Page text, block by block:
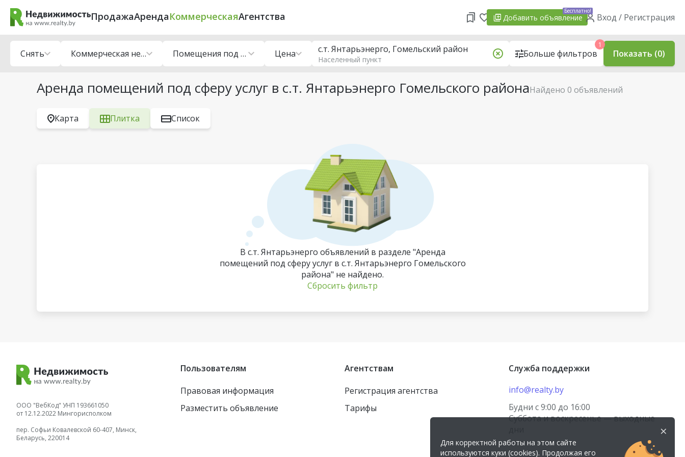
ПродажаАрендаКоммерческаяАгентства Добавить объявление
Бесплатно!
Вход / Регистрация
Аренда помещений под сферу услуг в с.т. Янтарьэнерго Гомельского районаНайдено 0 объявлений
Снять Коммерческая недвижимость Помещения под сферу услуг Цена с.т. Янтарьэнерго, Гомельский район
Населенный пункт Больше фильтров
1
Показать (0)
Карта Плитка Список
В с.т. Янтарьэнерго объявлений в разделе "Аренда
помещений под сферу услуг в с.т. Янтарьэнерго Гомельского
района" не найдено.
Сбросить фильтр
ООО "ВебКод" УНП 193661050
от 12.12.2022 Мингорисполком
пер. Софьи Ковалевской 60-407, Минск,
Беларусь, 220014
Пользователям
Правовая информация
Разместить объявление
Агентствам
Регистрация агентства
Тарифы
Служба поддержки
info@realty.by
Будни с 9:00 до 16:00
Суббота и воскресенье — выходные
×
Для корректной работы на этом сайте
используются куки (cookies). Продолжая его